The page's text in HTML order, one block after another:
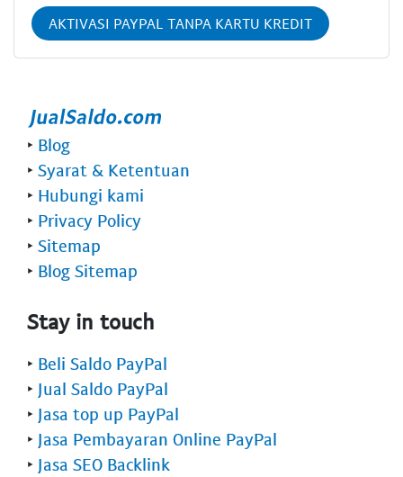
AKTIVASI PAYPAL TANPA KARTU KREDIT
‣ Blog
‣ Syarat & Ketentuan
‣ Hubungi kami
‣ Privacy Policy
‣ Sitemap
‣ Blog Sitemap
Stay in touch
‣ Beli Saldo PayPal
‣ Jual Saldo PayPal
‣ Jasa top up PayPal
‣ Jasa Pembayaran Online PayPal
‣ Jasa SEO Backlink